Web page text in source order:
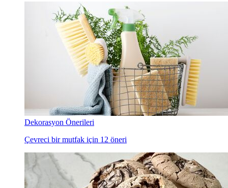
Dekorasyon Önerileri
Çevreci bir mutfak için 12 öneri